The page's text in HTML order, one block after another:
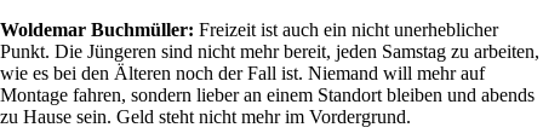
Woldemar Buchmüller: Freizeit ist auch ein nicht unerheblicher
Punkt. Die Jüngeren sind nicht mehr bereit, jeden Samstag zu arbeiten,
wie es bei den Älteren noch der Fall ist. Niemand will mehr auf
Montage fahren, sondern lieber an einem Standort bleiben und abends
zu Hause sein. Geld steht nicht mehr im Vordergrund.